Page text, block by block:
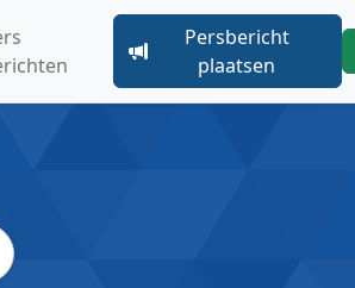
Persbericht
plaatsen